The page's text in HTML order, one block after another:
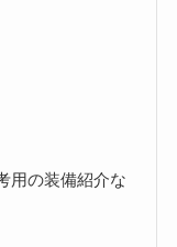
用の装備紹介な